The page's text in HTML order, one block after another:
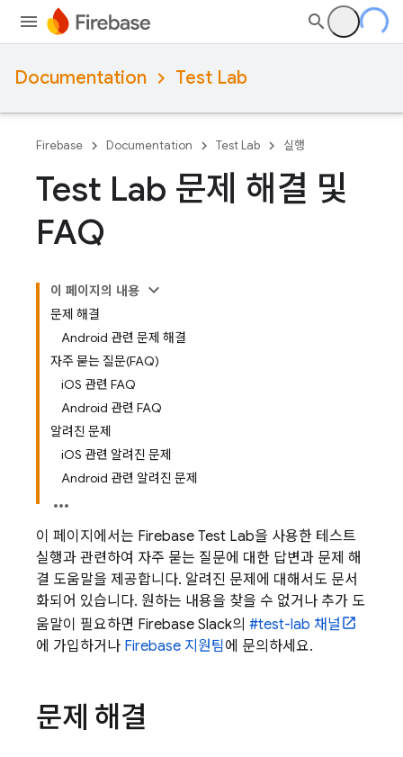
Documentation Test Lab
Firebase Documentation Test Lab 실행
Test Lab 문제 해결 및
FAQ
이 페이지의 내용
문제 해결
Android 관련 문제 해결
자주 묻는 질문(FAQ)
iOS 관련 FAQ
Android 관련 FAQ
알려진 문제
iOS 관련 알려진 문제
Android 관련 알려진 문제
이 페이지에서는 Firebase Test Lab을 사용한 테스트
실행과 관련하여 자주 묻는 질문에 대한 답변과 문제 해
결 도움말을 제공합니다. 알려진 문제에 대해서도 문서
화되어 있습니다. 원하는 내용을 찾을 수 없거나 추가 도
움말이 필요하면 Firebase Slack의 #test-lab 채널
에 가입하거나 Firebase 지원팀에 문의하세요.
문제 해결